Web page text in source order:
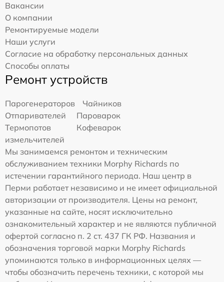
Вакансии
О компании
Ремонтируемые модели
Наши услуги
Согласие на обработку персональных данных
Способы оплаты
Ремонт устройств
Парогенераторов
Чайников
Отпаривателей
Пароварок
Термопотов
Кофеварок
измельчителей
Мы занимаемся ремонтом и техническим
обслуживанием техники Morphy Richards по
истечении гарантийного периода. Наш центр в
Перми работает независимо и не имеет официальной
авторизации от производителя. Цены на ремонт,
указанные на сайте, носят исключительно
ознакомительный характер и не являются публичной
офертой согласно п. 2 ст. 437 ГК РФ. Названия и
обозначения торговой марки Morphy Richards
упоминаются только в информационных целях —
чтобы обозначить перечень техники, с которой мы